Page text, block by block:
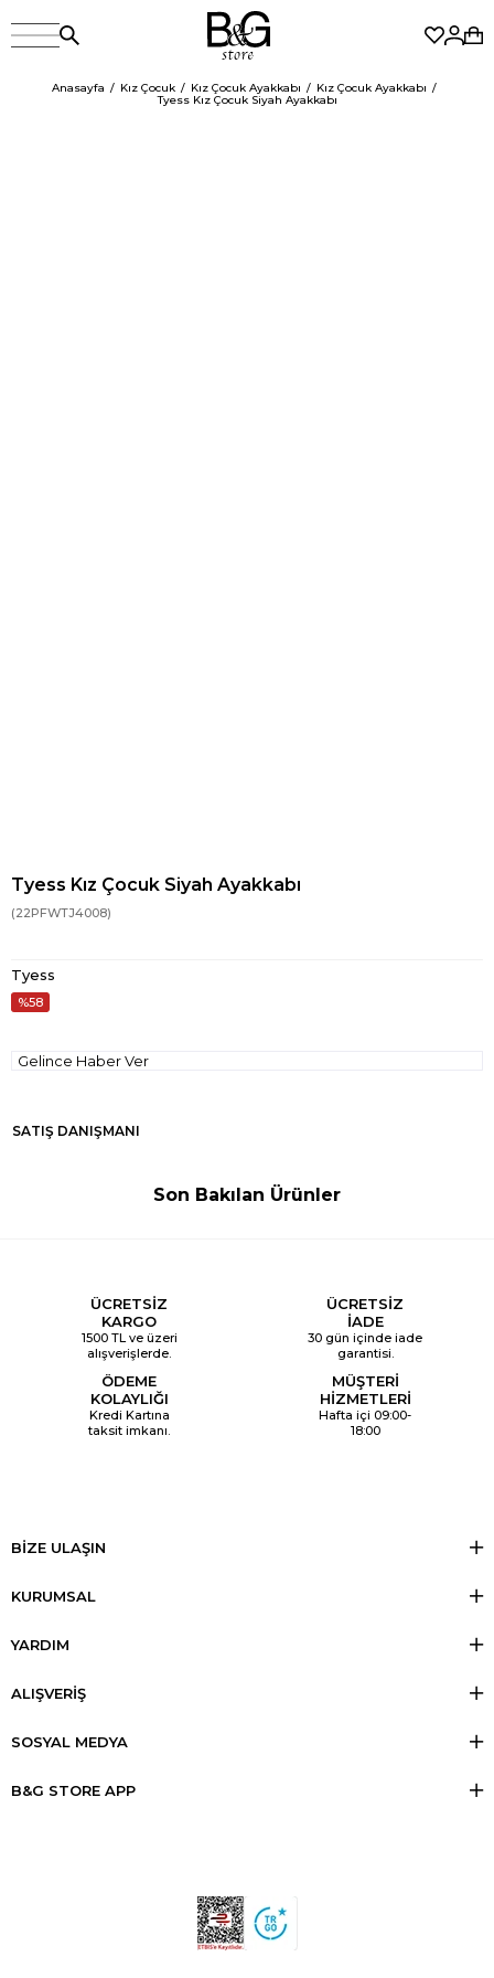
Anasayfa Kız Çocuk Kız Çocuk Ayakkabı
Kız Çocuk Ayakkabı
Tyess Kız Çocuk Siyah Ayakkabı
Tyess Kız Çocuk Siyah Ayakkabı
(22PFWTJ4008)
Tyess
58
Gelince Haber Ver
SATIŞ DANIŞMANI
Son Bakılan Ürünler
ÜCRETSİZ
KARGO
1500 TL ve üzeri
alışverişlerde.
ÜCRETSİZ
İADE
30 gün içinde iade
garantisi.
ÖDEME
KOLAYLIĞI
Kredi Kartına
taksit imkanı.
MÜŞTERİ
HİZMETLERİ
Hafta içi 09:00-
18:00
BİZE ULAŞIN
KURUMSAL
YARDIM
ALIŞVERİŞ
SOSYAL MEDYA
B&G STORE APP